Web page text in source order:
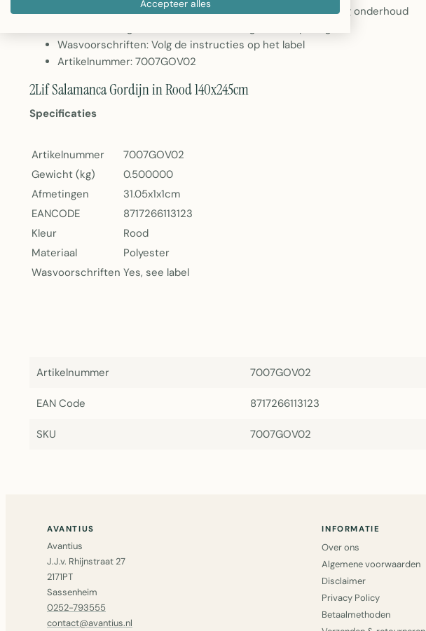
Materiaal: 100% polyester voor duurzaamheid en eenvoudig onderhoud
Wasvoorschriften: Volg de instructies op het label
Artikelnummer: 7007GOV02
2Lif Salamanca Gordijn in Rood 140x245cm
Specificaties
Artikelnummer
7007GOV02
Gewicht (kg)
0.500000
Afmetingen
31.05x1x1cm
EANCODE
8717266113123
Kleur
Rood
Materiaal
Polyester
Wasvoorschriften Yes, see label
Artikelnummer 7007GOV02
EAN Code 8717266113123
SKU 7007GOV02
AVANTIUS
Avantius
J.J.v. Rhijnstraat 27
2171PT
Sassenheim
0252-793555
contact@avantius.nl
INFORMATIE
Over ons
Algemene voorwaarden
Disclaimer
Privacy Policy
Betaalmethoden
Accepteer alles